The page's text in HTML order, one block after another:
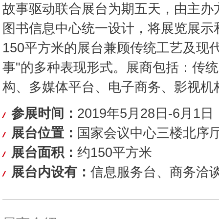
故事驱动联合展台为期五天，由主
图书信息中心统一设计，将展览展
150平方米的展台兼顾传统工艺及现
事"的多种表现形式。展商包括：传
构、多媒体平台、电子商务、影视
参展时间： 2019年5月28日-6月1日
展台位置： 国家会议中心三楼北序
展台面积： 约150平方米
展台内设有： 信息服务台、商务洽